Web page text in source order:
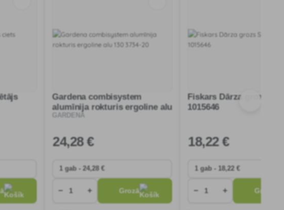
Gardena combisystem
alumīnija rokturis ergoline alu
130 3734-20
GARDENA
24,28 €
− + Grozā
Fiskars Dārza grozs
1015646
18,22 €
− + Grozā